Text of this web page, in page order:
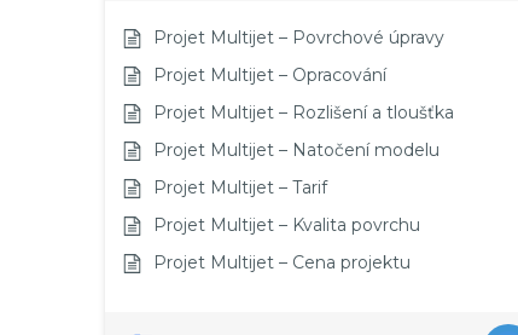
Projet Multijet – Povrchové úpravy
Projet Multijet – Opracování
Projet Multijet – Rozlišení a tloušťka
Projet Multijet – Natočení modelu
Projet Multijet – Tarif
Projet Multijet – Kvalita povrchu
Projet Multijet – Cena projektu